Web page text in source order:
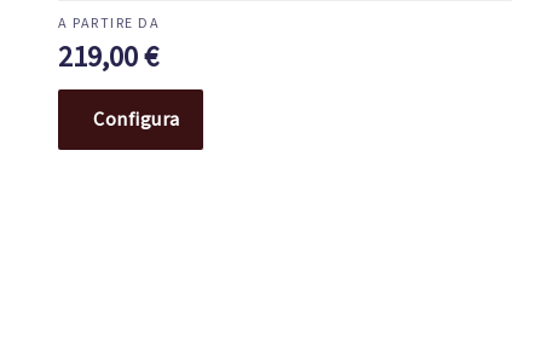
219,00€
Configura